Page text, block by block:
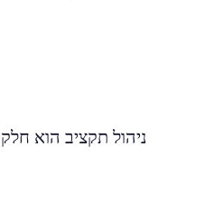
ניהול תקציב הוא